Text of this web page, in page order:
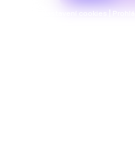
Nastavení cookies |